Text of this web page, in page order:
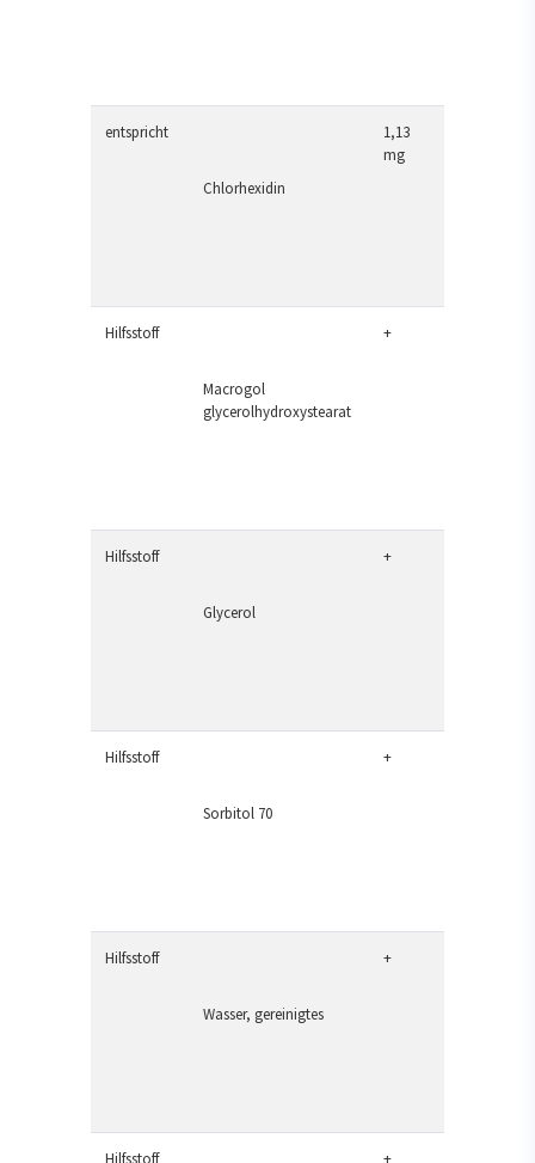
entspricht
Chlorhexidin
1,13
mg
Hilfsstoff
Macrogol
glycerolhydroxystearat
+
Hilfsstoff
Glycerol
+
Hilfsstoff
Sorbitol 70
+
Hilfsstoff
Wasser, gereinigtes
+
Hilfsstoff +